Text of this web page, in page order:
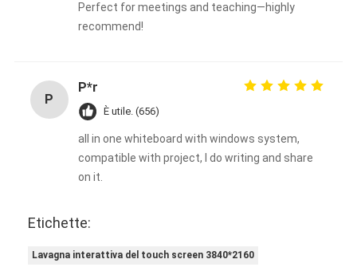
Perfect for meetings and teaching—highly
recommend!
P
P*r
È utile. (656)
all in one whiteboard with windows system,
compatible with project, I do writing and share
on it.
Etichette:
Lavagna interattiva del touch screen 3840*2160